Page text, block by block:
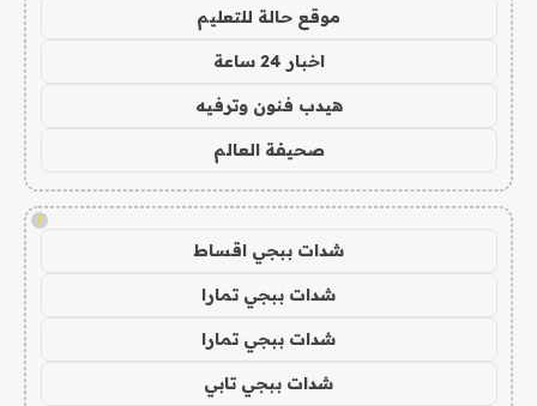
موقع حالة للتعليم
اخبار 24 ساعة
هيدب فنون وترفيه
صحيفة العالم
!
شدات ببجي اقساط
شدات ببجي تمارا
شدات ببجي تمارا
شدات ببجي تابي